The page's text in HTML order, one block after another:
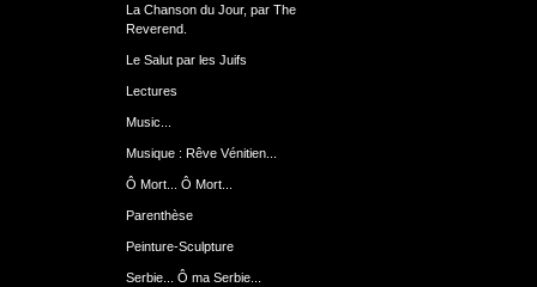
La Chanson du Jour, par The
Reverend.
Le Salut par les Juifs
Lectures
Music...
Musique : Rêve Vénitien...
Ô Mort... Ô Mort...
Parenthèse
Peinture-Sculpture
Serbie... Ô ma Serbie...